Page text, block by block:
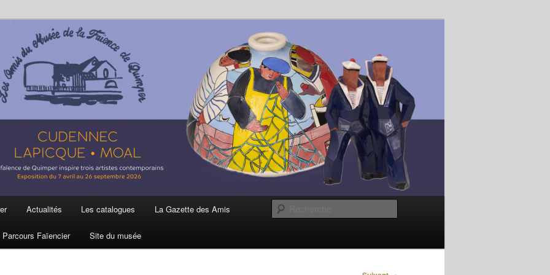
et de la Faïence de Quimper
Actualités Les catalogues La Gazette des Amis
Parcours Faïencier Site du musée